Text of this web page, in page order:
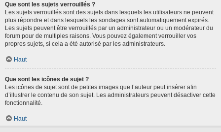
Que sont les sujets verrouillés ?
Les sujets verrouillés sont des sujets dans lesquels les utilisateurs ne peuvent
plus répondre et dans lesquels les sondages sont automatiquement expirés.
Les sujets peuvent être verrouillés par un administrateur ou un modérateur du
forum pour de multiples raisons. Vous pouvez également verrouiller vos
propres sujets, si cela a été autorisé par les administrateurs.
Haut
Que sont les icônes de sujet ?
Les icônes de sujet sont de petites images que l’auteur peut insérer afin
d’illustrer le contenu de son sujet. Les administrateurs peuvent désactiver cette
fonctionnalité.
Haut